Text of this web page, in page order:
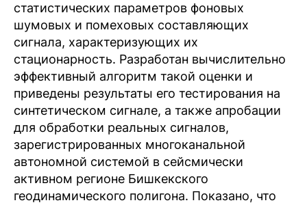
статистических параметров фоновых
шумовых и помеховых составляющих
сигнала, характеризующих их
стационарность. Разработан вычислительно
эффективный алгоритм такой оценки и
приведены результаты его тестирования на
синтетическом сигнале, а также апробации
для обработки реальных сигналов,
зарегистрированных многоканальной
автономной системой в сейсмически
активном регионе Бишкекского
геодинамического полигона. Показано, что